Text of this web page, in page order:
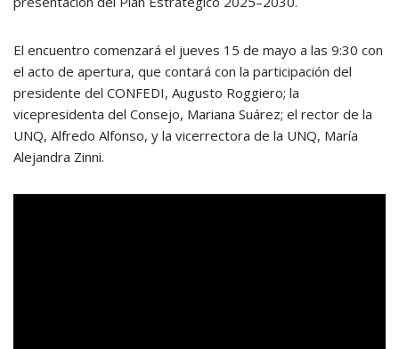
El encuentro comenzará el jueves 15 de mayo a las 9:30 con
el acto de apertura, que contará con la participación del
presidente del CONFEDI, Augusto Roggiero; la
vicepresidenta del Consejo, Mariana Suárez; el rector de la
UNQ, Alfredo Alfonso, y la vicerrectora de la UNQ, María
Alejandra Zinni.